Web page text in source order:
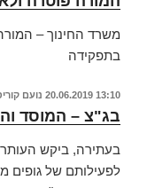
משרד החינוך –
בתפקידה
20.06.2019 13:10 נועם
בג"צ – המוסד
בעתירה, ביקש
לפעילותם של גופים